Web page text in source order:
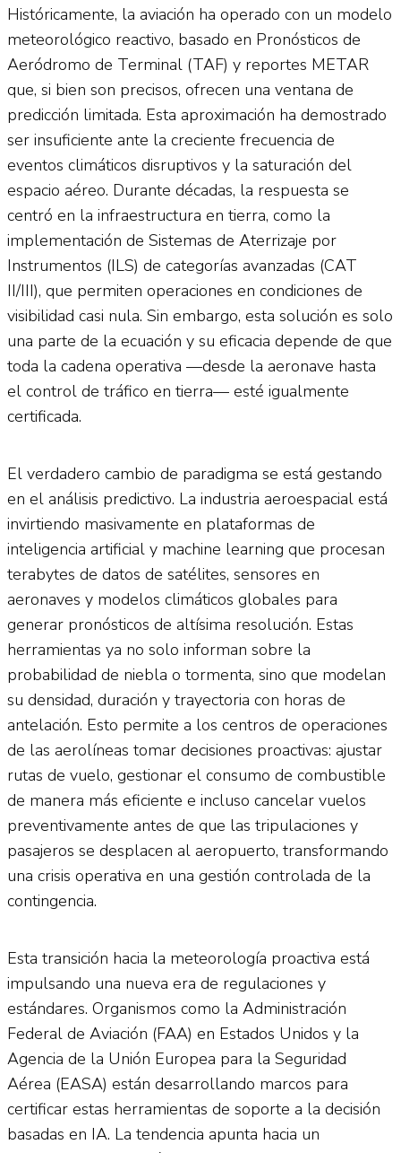
Históricamente, la aviación ha operado con un modelo
meteorológico reactivo, basado en Pronósticos de
Aeródromo de Terminal (TAF) y reportes METAR
que, si bien son precisos, ofrecen una ventana de
predicción limitada. Esta aproximación ha demostrado
ser insuficiente ante la creciente frecuencia de
eventos climáticos disruptivos y la saturación del
espacio aéreo. Durante décadas, la respuesta se
centró en la infraestructura en tierra, como la
implementación de Sistemas de Aterrizaje por
Instrumentos (ILS) de categorías avanzadas (CAT
II/III), que permiten operaciones en condiciones de
visibilidad casi nula. Sin embargo, esta solución es solo
una parte de la ecuación y su eficacia depende de que
toda la cadena operativa —desde la aeronave hasta
el control de tráfico en tierra— esté igualmente
certificada.
El verdadero cambio de paradigma se está gestando
en el análisis predictivo. La industria aeroespacial está
invirtiendo masivamente en plataformas de
inteligencia artificial y machine learning que procesan
terabytes de datos de satélites, sensores en
aeronaves y modelos climáticos globales para
generar pronósticos de altísima resolución. Estas
herramientas ya no solo informan sobre la
probabilidad de niebla o tormenta, sino que modelan
su densidad, duración y trayectoria con horas de
antelación. Esto permite a los centros de operaciones
de las aerolíneas tomar decisiones proactivas: ajustar
rutas de vuelo, gestionar el consumo de combustible
de manera más eficiente e incluso cancelar vuelos
preventivamente antes de que las tripulaciones y
pasajeros se desplacen al aeropuerto, transformando
una crisis operativa en una gestión controlada de la
contingencia.
Esta transición hacia la meteorología proactiva está
impulsando una nueva era de regulaciones y
estándares. Organismos como la Administración
Federal de Aviación (FAA) en Estados Unidos y la
Agencia de la Unión Europea para la Seguridad
Aérea (EASA) están desarrollando marcos para
certificar estas herramientas de soporte a la decisión
basadas en IA. La tendencia apunta hacia un